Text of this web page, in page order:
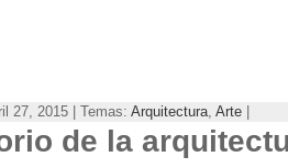
27, 2015 | Temas: Arquitectura Arte
de la